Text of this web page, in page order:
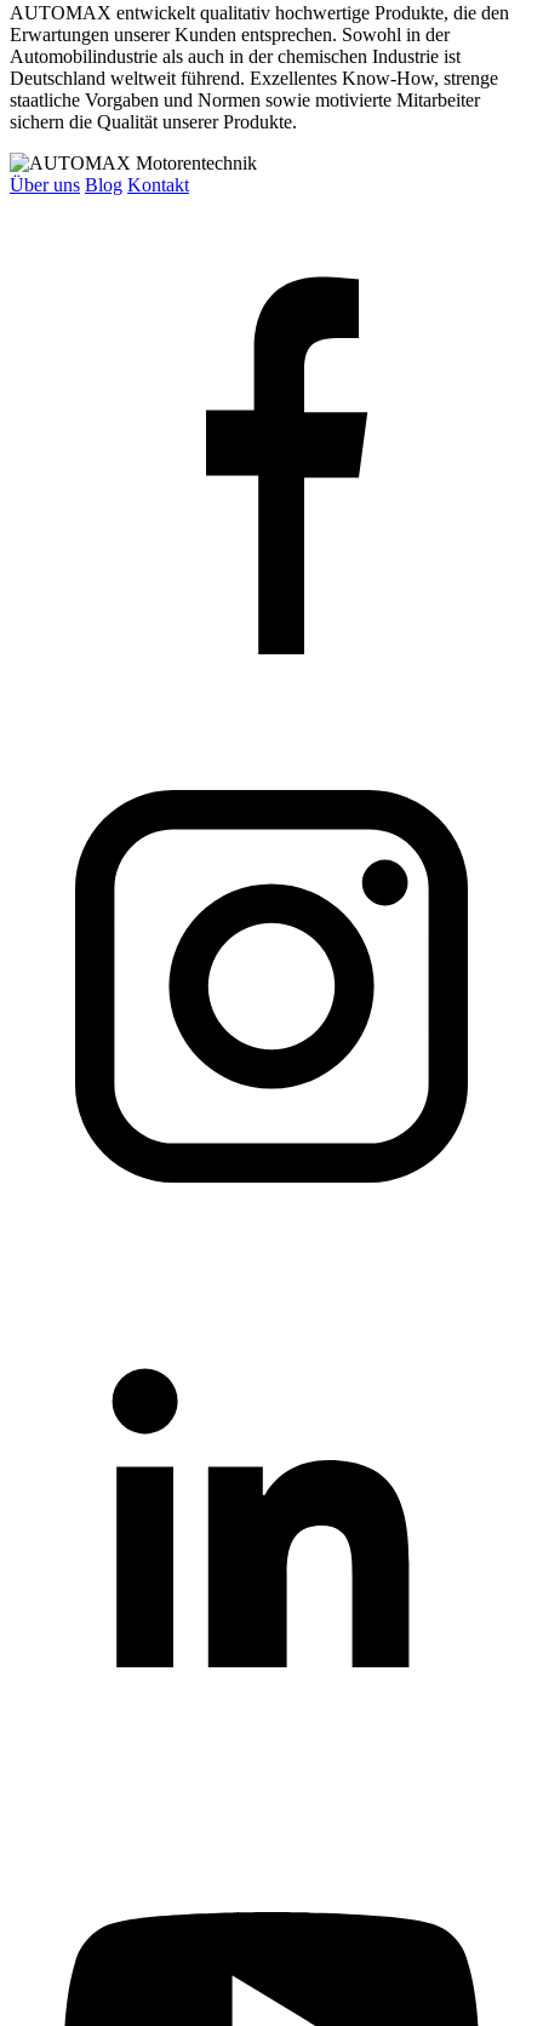
AUTOMAX entwickelt qualitativ hochwertige Produkte, die den
Erwartungen unserer Kunden entsprechen. Sowohl in der
Automobilindustrie als auch in der chemischen Industrie ist
Deutschland weltweit führend. Exzellentes Know-How, strenge
staatliche Vorgaben und Normen sowie motivierte Mitarbeiter
sichern die Qualität unserer Produkte.
Über uns Blog Kontakt